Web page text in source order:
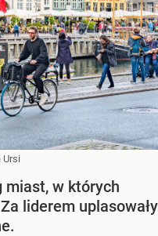
Ursi
miast, w których
liderem uplasowały